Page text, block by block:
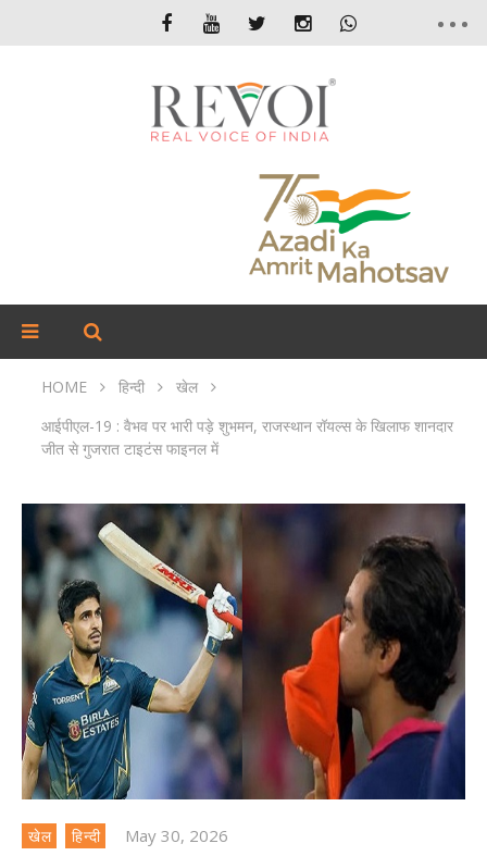
HOME हिन्दी
खेल
आईपीएल-19 : वैभव पर भारी पड़े शुभमन, राजस्थान रॉयल्स के खिलाफ शानदार
जीत से गुजरात टाइटंस फाइनल में
खेल हिन्दी May 30, 2026